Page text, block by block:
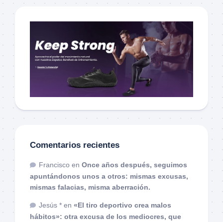
Comentarios recientes
Francisco en Once años después, seguimos
apuntándonos unos a otros: mismas excusas,
mismas falacias, misma aberración.
Jesús * en «El tiro deportivo crea malos
hábitos»: otra excusa de los mediocres, que